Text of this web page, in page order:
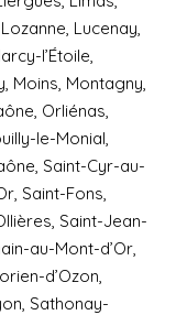
Lucenay,
l’Étoile,
Moins, Montagny,
Orliénas,
le-Monial,
Saint-Cyr-au-
Saint-Fons,
Saint-Jean-
au-Mont-d’Or,
d’Ozon,
Sathonay-